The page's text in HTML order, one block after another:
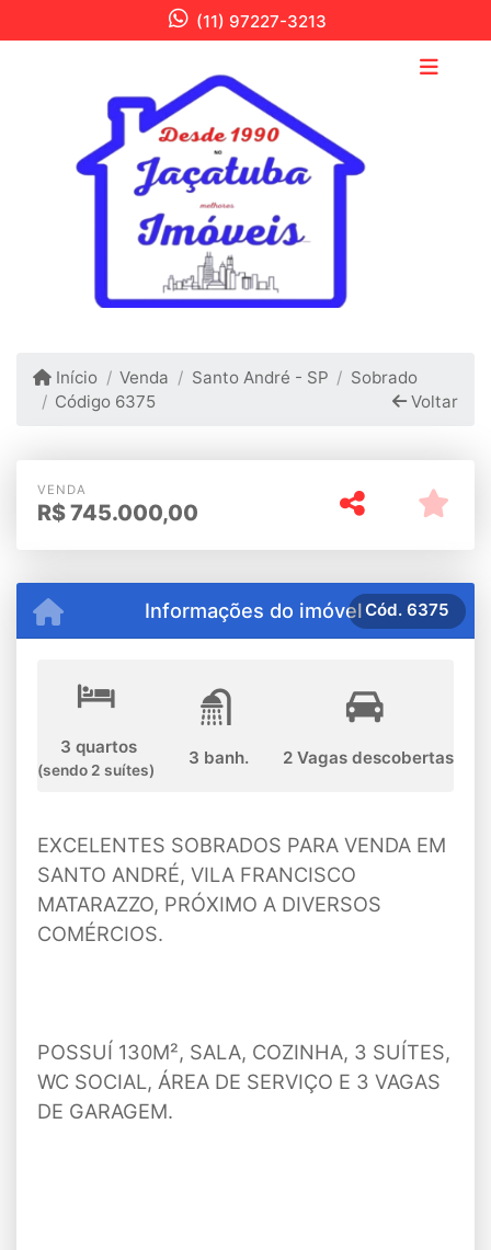
(11) 97227-3213
Início Venda Santo André - SP
Sobrado
Código 6375
Voltar
VENDA
R$745.000,00
Informações do imóvel
3 quartos
(sendo 2 suítes)
3 banh. 2 Vagas descobertas
Cód. 6375
EXCELENTES SOBRADOS PARA VENDA EM
SANTO ANDRÉ, VILA FRANCISCO
MATARAZZO, PRÓXIMO A DIVERSOS
COMÉRCIOS.
POSSUÍ 130M², SALA, COZINHA, 3 SUÍTES,
WC SOCIAL, ÁREA DE SERVIÇO E 3 VAGAS
DE GARAGEM.